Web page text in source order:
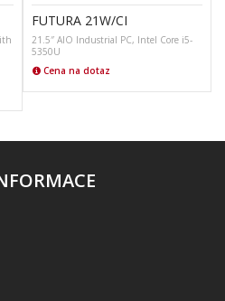
FUTURA 21W/CI
21.5″ AIO Industrial PC, Intel Core i5-
5350U
Cena na dotaz